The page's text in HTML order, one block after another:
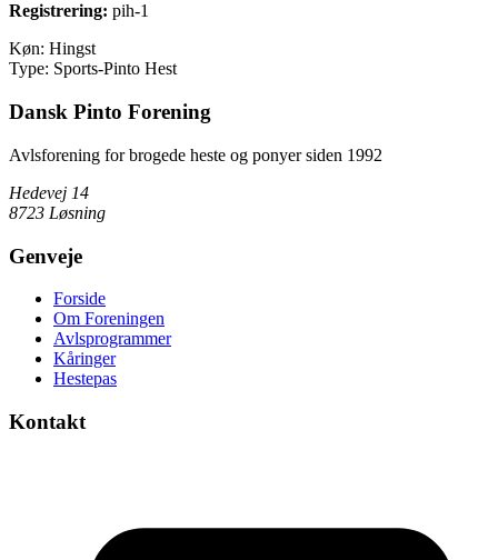
Registrering: pih-1
Køn: Hingst
Type: Sports-Pinto Hest
Dansk Pinto Forening
Avlsforening for brogede heste og ponyer siden 1992
Hedevej 14
8723 Løsning
Genveje
Forside
Om Foreningen
Avlsprogrammer
Kåringer
Hestepas
Kontakt